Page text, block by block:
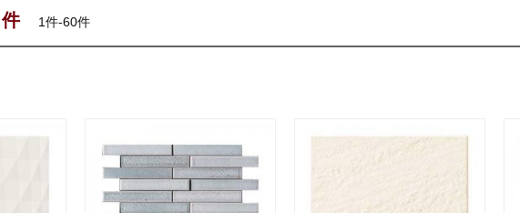
件 1件-60件